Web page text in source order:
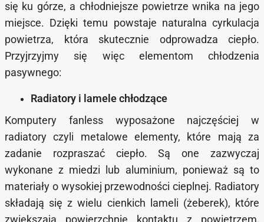
się ku górze, a chłodniejsze powietrze wnika na jego
miejsce. Dzięki temu powstaje naturalna cyrkulacja
powietrza, która skutecznie odprowadza ciepło.
Przyjrzyjmy się więc elementom chłodzenia
pasywnego:
Radiatory i lamele chłodzące
Komputery fanless wyposażone najczęściej w
radiatory czyli metalowe elementy, które mają za
zadanie rozpraszać ciepło. Są one zazwyczaj
wykonane z miedzi lub aluminium, ponieważ są to
materiały o wysokiej przewodności cieplnej. Radiatory
składają się z wielu cienkich lameli (żeberek), które
zwiększają powierzchnię kontaktu z powietrzem,